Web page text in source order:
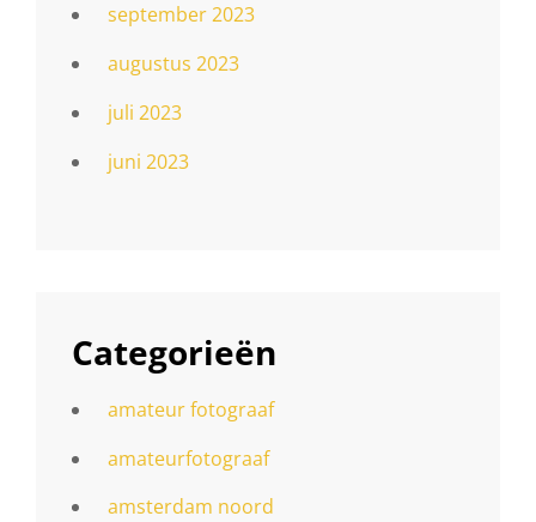
september 2023
augustus 2023
juli 2023
juni 2023
Categorieën
amateur fotograaf
amateurfotograaf
amsterdam noord